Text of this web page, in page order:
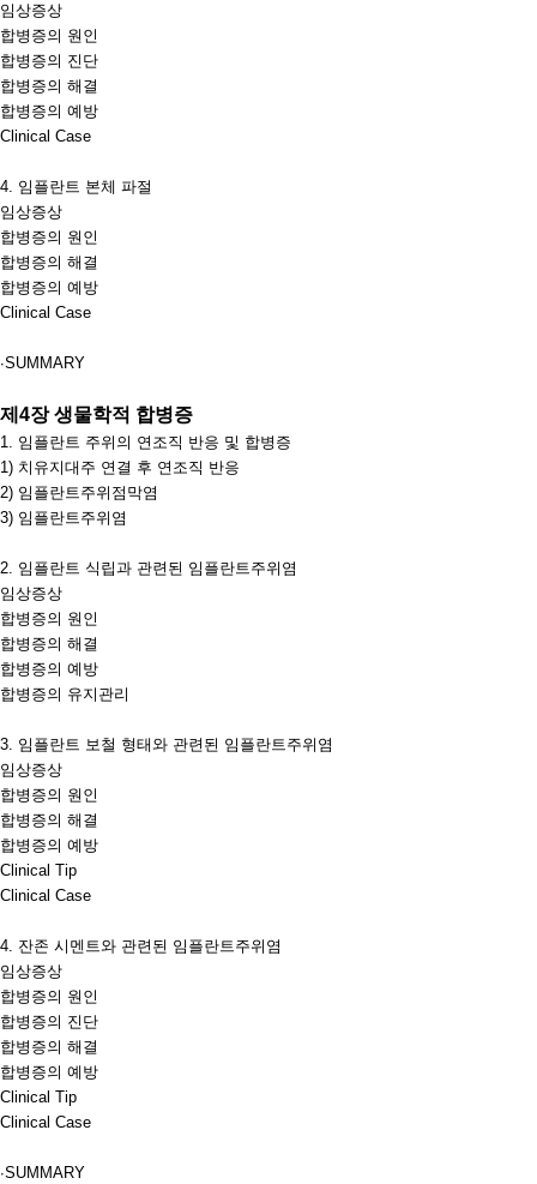
임상증상
합병증의 원인
합병증의 진단
합병증의 해결
합병증의 예방
Clinical Case
4. 임플란트 본체 파절
임상증상
합병증의 원인
합병증의 해결
합병증의 예방
Clinical Case
∙SUMMARY
제 4장 생물학적 합병증
1. 임플란트 주위의 연조직 반응 및 합병증
1) 치유지대주 연결 후 연조직 반응
2) 임플란트주위점막염
3) 임플란트주위염
2. 임플란트 식립과 관련된 임플란트주위염
임상증상
합병증의 원인
합병증의 해결
합병증의 예방
합병증의 유지관리
3. 임플란트 보철 형태와 관련된 임플란트주위염
임상증상
합병증의 원인
합병증의 해결
합병증의 예방
Clinical Tip
Clinical Case
4. 잔존 시멘트와 관련된 임플란트주위염
임상증상
합병증의 원인
합병증의 진단
합병증의 해결
합병증의 예방
Clinical Tip
Clinical Case
∙SUMMARY